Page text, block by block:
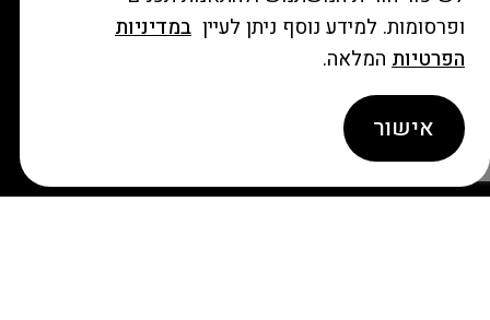
קבוצת רולטיים בע"מ
ופרסומות. למידע נוסף ניתן לעיין במדיניות
הפרטיותהמלאה.
אישור